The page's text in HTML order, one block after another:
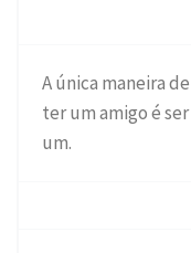
A única maneira de
ter um amigo é ser
um.